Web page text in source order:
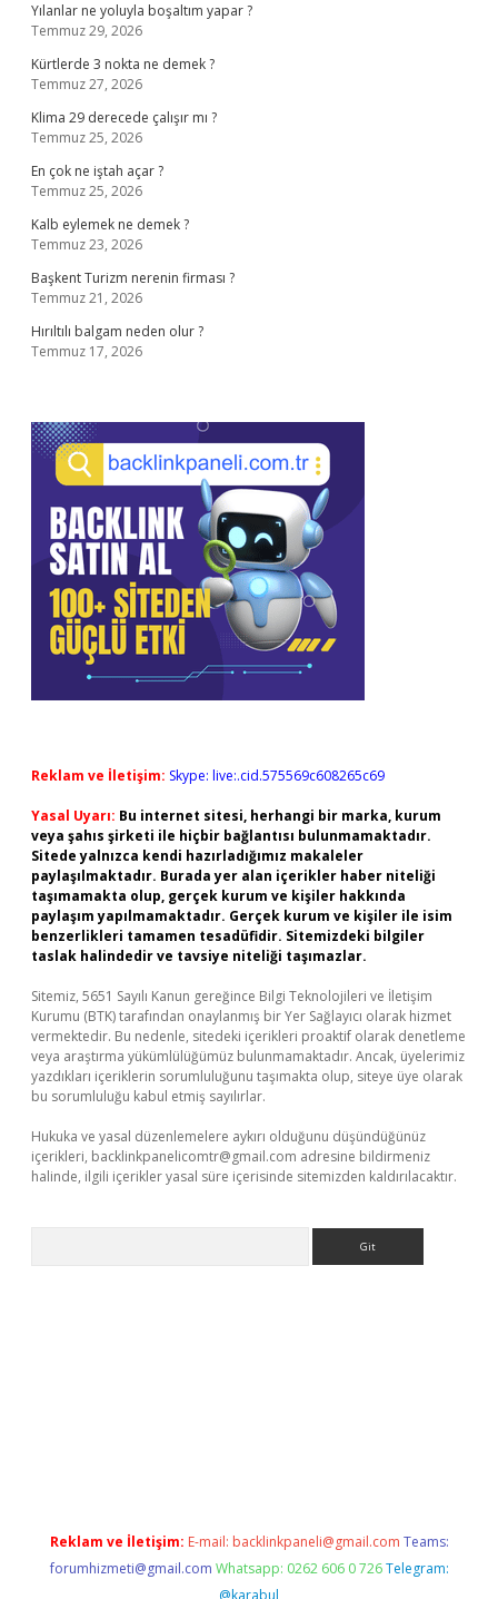
Yılanlar ne yoluyla boşaltım yapar ?
Temmuz 29, 2026
Kürtlerde 3 nokta ne demek ?
Temmuz 27, 2026
Klima 29 derecede çalışır mı ?
Temmuz 25, 2026
En çok ne iştah açar ?
Temmuz 25, 2026
Kalb eylemek ne demek ?
Temmuz 23, 2026
Başkent Turizm nerenin firması ?
Temmuz 21, 2026
Hırıltılı balgam neden olur ?
Temmuz 17, 2026
Reklam ve İletişim: Skype: live:.cid.575569c608265c69
Yasal Uyarı: Bu internet sitesi, herhangi bir marka, kurum
veya şahıs şirketi ile hiçbir bağlantısı bulunmamaktadır.
Sitede yalnızca kendi hazırladığımız makaleler
paylaşılmaktadır. Burada yer alan içerikler haber niteliği
taşımamakta olup, gerçek kurum ve kişiler hakkında
paylaşım yapılmamaktadır. Gerçek kurum ve kişiler ile isim
benzerlikleri tamamen tesadüfidir. Sitemizdeki bilgiler
taslak halindedir ve tavsiye niteliği taşımazlar.
Sitemiz, 5651 Sayılı Kanun gereğince Bilgi Teknolojileri ve İletişim
Kurumu (BTK) tarafından onaylanmış bir Yer Sağlayıcı olarak hizmet
vermektedir. Bu nedenle, sitedeki içerikleri proaktif olarak denetleme
veya araştırma yükümlülüğümüz bulunmamaktadır. Ancak, üyelerimiz
yazdıkları içeriklerin sorumluluğunu taşımakta olup, siteye üye olarak
bu sorumluluğu kabul etmiş sayılırlar.
Hukuka ve yasal düzenlemelere aykırı olduğunu düşündüğünüz
içerikleri, backlinkpanelicomtr@gmail.com adresine bildirmeniz
halinde, ilgili içerikler yasal süre içerisinde sitemizden kaldırılacaktır.
Reklam ve İletişim: E-mail: backlinkpaneli@gmail.com Teams:
forumhizmeti@gmail.com Whatsapp: 0262 606 0 726 Telegram:
@karabul